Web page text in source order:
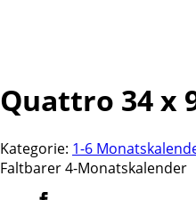
Quattro 34 x
Kategorie: 1-6
Faltbarer 4-Monatskalender